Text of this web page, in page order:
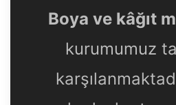
Boya ve kâğıt
kurumumuz